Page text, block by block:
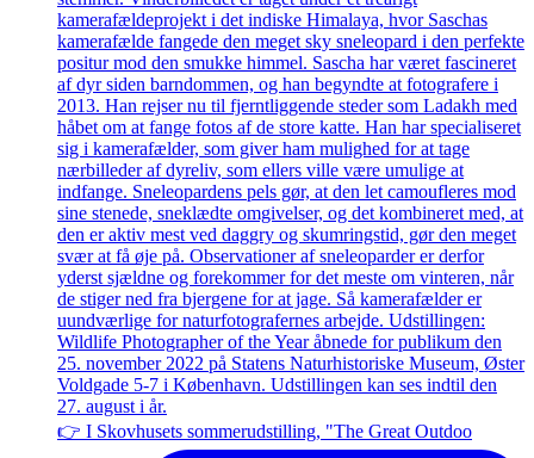
👉 I Skovhusets sommerudstilling, "The Great Outdoo